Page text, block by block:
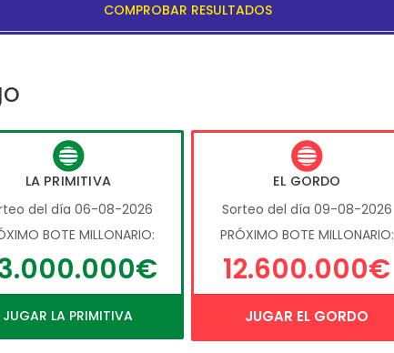
COMPROBAR RESULTADOS
LA PRIMITIVA
del día 06-08-2026
BOTE MILLONARIO:
JUGAR LA PRIMITIVA
EL GORDO
Sorteo del día 09-08-2026
PRÓXIMO BOTE MILLONARIO:
12.600.000€
JUGAR EL GORDO